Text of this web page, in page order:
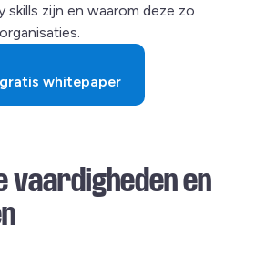
skills zijn en waarom deze zo
whitepaper
vaardigheden en